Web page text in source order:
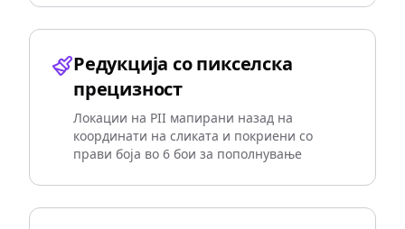
Редукција со пикселска
прецизност
Локации на PII мапирани назад на
координати на сликата и покриени со
прави боја во 6 бои за пополнување